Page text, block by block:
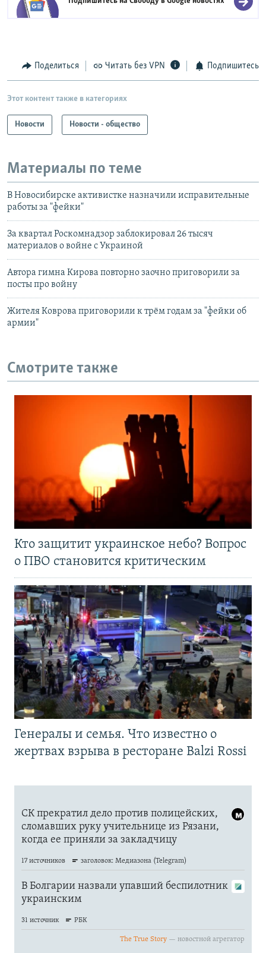
Поделиться Читать без VPN Подпишитесь
Этот контент также в категориях
Новости Новости - общество
Материалы по теме
В Новосибирске активистке назначили исправительные
работы за "фейки"
За квартал Роскомнадзор заблокировал 26 тысяч
материалов о войне с Украиной
Автора гимна Кирова повторно заочно приговорили за
посты про войну
Жителя Коврова приговорили к трём годам за "фейки об
армии"
Смотрите также
Кто защитит украинское небо? Вопрос
о ПВО становится критическим
Генералы и семья. Что известно о
жертвах взрыва в ресторане Balzi Rossi